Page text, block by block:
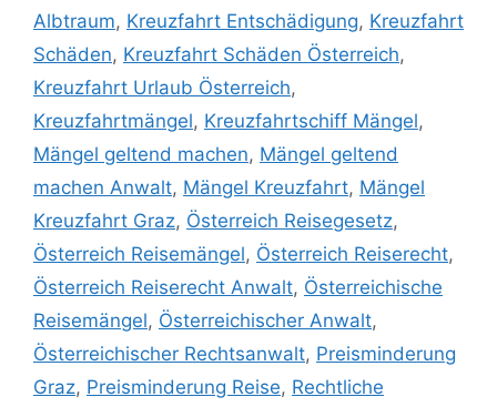
Albtraum, Kreuzfahrt Entschädigung, Kreuzfahrt
Schäden, Kreuzfahrt Schäden Österreich,
Kreuzfahrt Urlaub Österreich,
Kreuzfahrtmängel, Kreuzfahrtschiff Mängel,
Mängel geltend machen, Mängel geltend
machen Anwalt, Mängel Kreuzfahrt, Mängel
Kreuzfahrt Graz, Österreich Reisegesetz,
Österreich Reisemängel, Österreich Reiserecht,
Österreich Reiserecht Anwalt, Österreichische
Reisemängel, Österreichischer Anwalt,
Österreichischer Rechtsanwalt, Preisminderung
Graz, Preisminderung Reise, Rechtliche